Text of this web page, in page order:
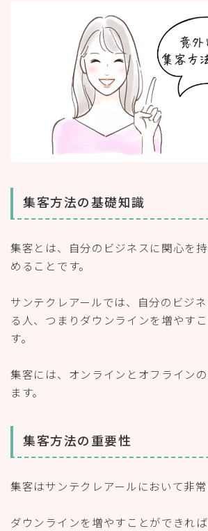
集客方法の基礎知識
集客とは、自分のビジネスに関心を
めることです。
サンテクレアールでは、自分のビジ
る人、つまりダウンラインを増やす
す。
集客には、オンラインとオフライン
ます。
集客方法の重要性
集客はサンテクレアールにおいて非常
ダウンラインを増やすことができれ